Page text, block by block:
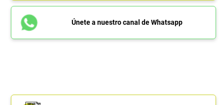
Únete a nuestro canal de Whatsapp